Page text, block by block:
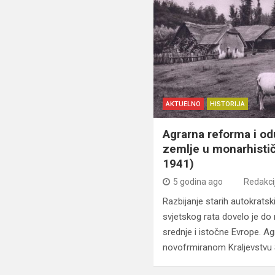
AKTUELNO HISTORIJA
Agrarna reforma i
zemlje u
1941)
5 godina ago
Razbijanje starih
svjetskog rata dovelo je
srednje i istočne Evrope.
novofrmiranom Kraljevstvu